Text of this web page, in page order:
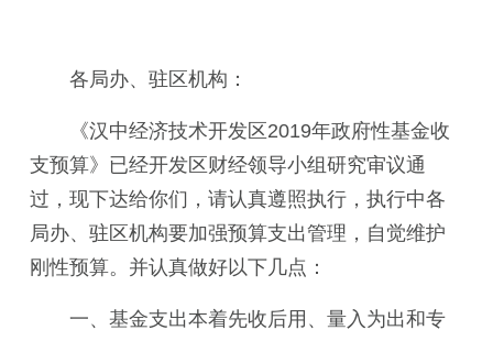
各局办、驻区机构：
《汉中经济技术开发区2019年政府性基金收
支预算》已经开发区财经领导小组研究审议通
过，现下达给你们，请认真遵照执行，执行中各
局办、驻区机构要加强预算支出管理，自觉维护
刚性预算。并认真做好以下几点：
一、 基金支出本着先收后用、量入为出和专